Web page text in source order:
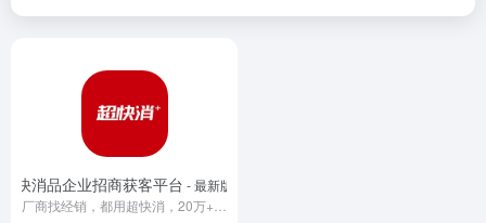
快消品企业招商获客平台 - 最新版